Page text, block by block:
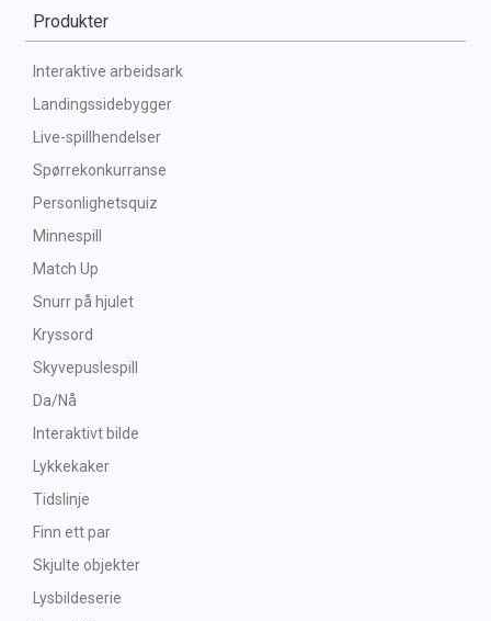
Produkter
Interaktive arbeidsark
Landingssidebygger
Live-spillhendelser
Spørrekonkurranse
Personlighetsquiz
Minnespill
Match Up
Snurr på hjulet
Kryssord
Skyvepuslespill
Da/Nå
Interaktivt bilde
Lykkekaker
Tidslinje
Finn ett par
Skjulte objekter
Lysbildeserie